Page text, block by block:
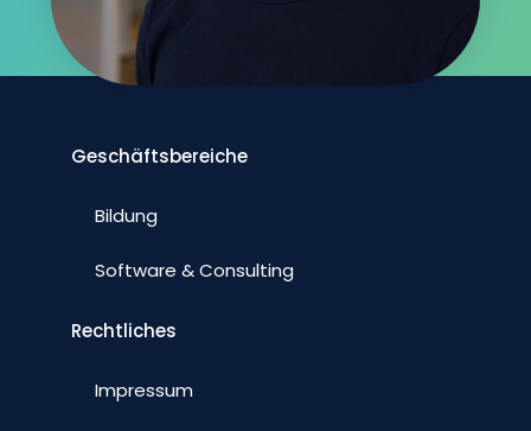
Geschäftsbereiche
Bildung
Software & Consulting
Rechtliches
Impressum